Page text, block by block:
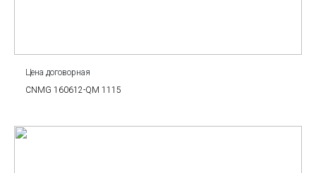
Цена договорная
CNMG 160612-QM 1115